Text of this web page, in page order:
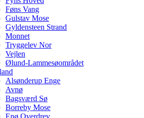
Føns Vang
Gulstav Mose
Gyldensteen Strand
Monnet
Tryggelev Nor
Vejlen
Ølund-Lammesøområdet
Alsønderup Enge
Avnø
Bagsværd Sø
Borreby Mose
Enø Overdrev